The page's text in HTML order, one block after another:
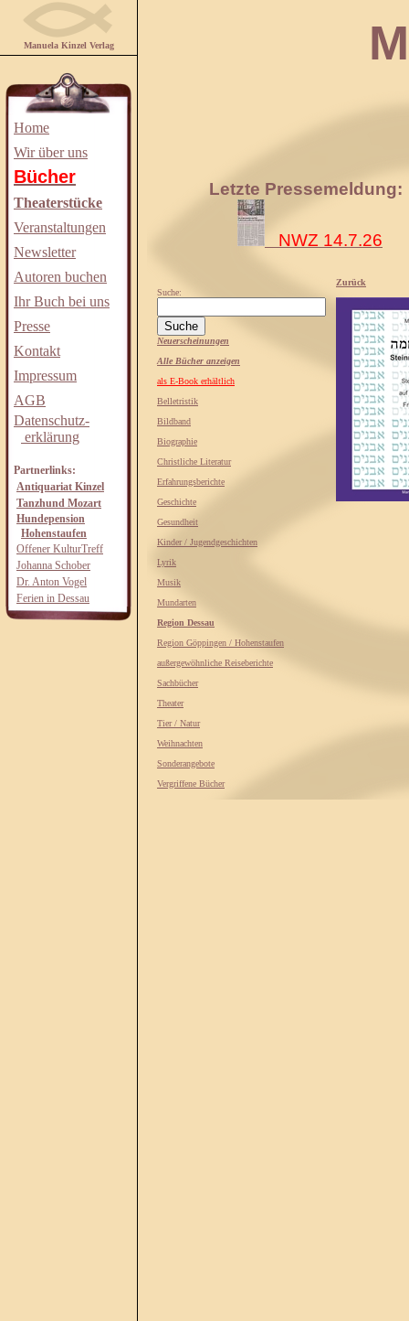
Manuela Kinzel Verlag
Home
Wir über uns
Bücher
Theaterstücke
Veranstaltungen
Newsletter
Autoren buchen
Ihr Buch bei uns
Presse
Kontakt
Impressum
AGB
Datenschutz-
erklärung
Partnerlinks:
Antiquariat Kinzel
Tanzhund Mozart
Hundepension
Hohenstaufen
Offener KulturTreff
Johanna Schober
Dr. Anton Vogel
Ferien in Dessau
Letzte Pressemeldung:
NWZ 14.7.26
Suche:
Neuerscheinungen
Alle Bücher anzeigen
als E-Book erhältlich
Belletristik
Bildband
Biographie
Christliche Literatur
Erfahrungsberichte
Geschichte
Gesundheit
Kinder / Jugendgeschichten
Lyrik
Musik
Mundarten
Region Dessau
Region Göppingen / Hohenstaufen
außergewöhnliche Reiseberichte
Sachbücher
Theater
Tier / Natur
Weihnachten
Sonderangebote
Vergriffene Bücher
Zurück